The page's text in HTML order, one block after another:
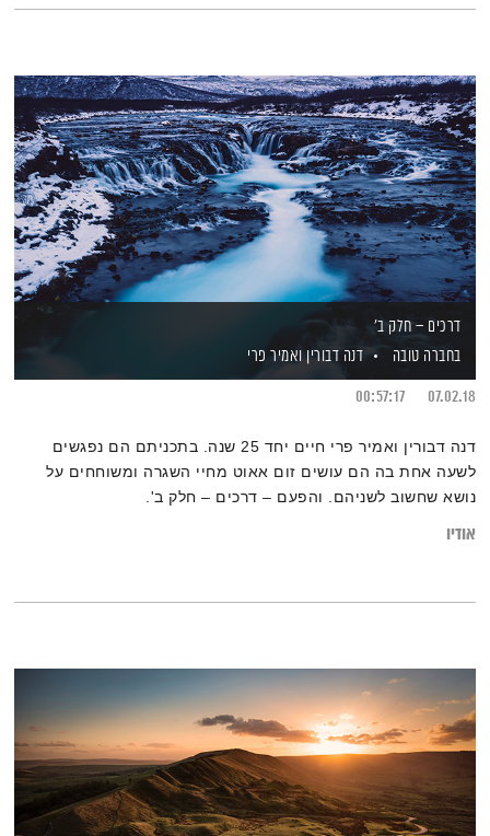
דרכים – חלק ב'
בחברה טובה
דנה דבוריןואמיר פרי
07.02.18
00:57:17
דנה דבורין ואמיר פרי חיים יחד 25 שנה. בתכניתם הם נפגשים
לשעה אחת בה הם עושים זום אאוט מחיי השגרה ומשוחחים על
נושא שחשוב לשניהם. והפעם – דרכים – חלק ב'.
אודיו